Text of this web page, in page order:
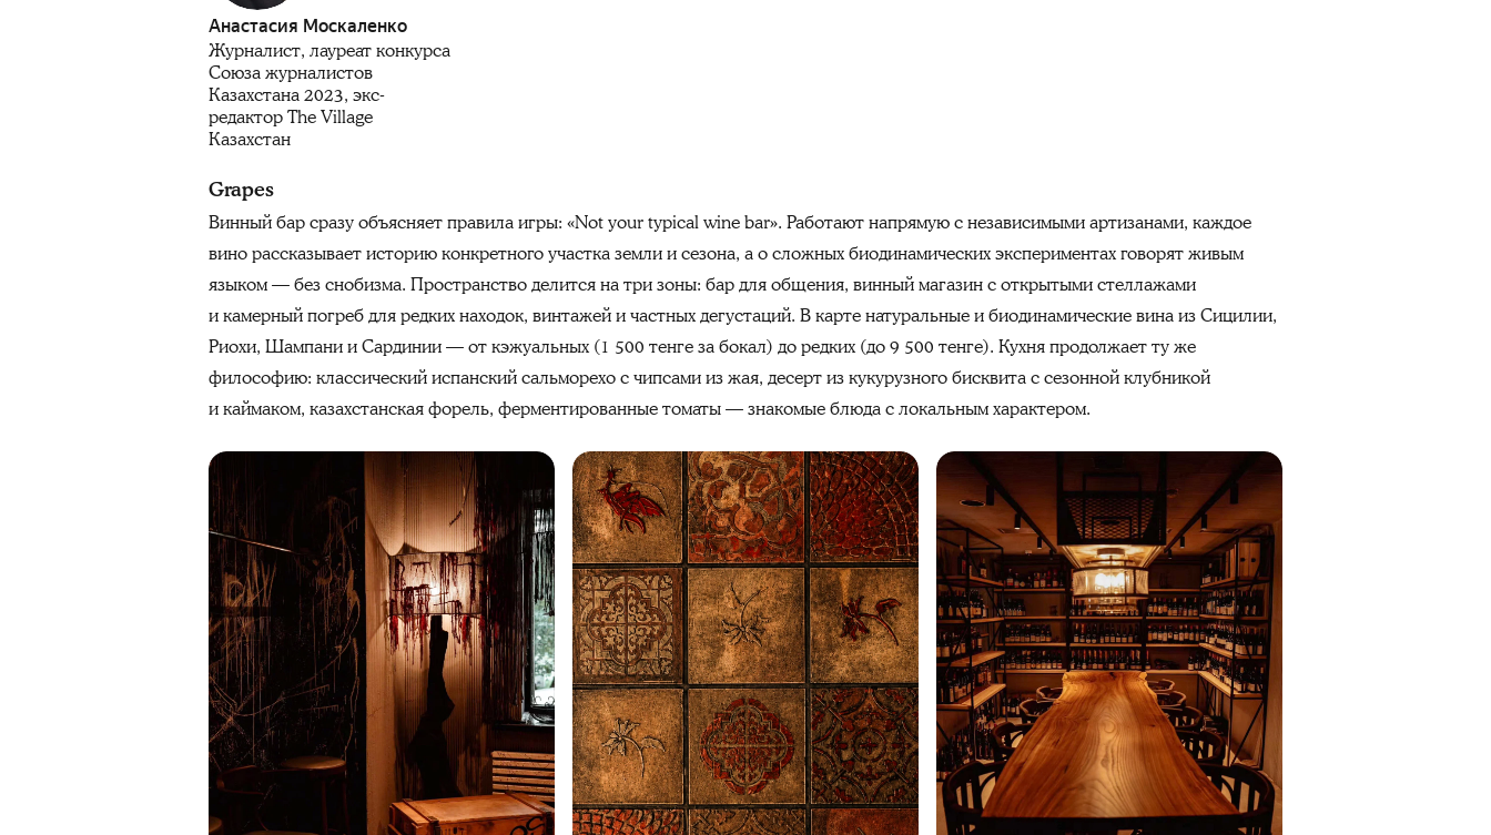
Анастасия Москаленко
Журналист, лауреат конкурса
Союза журналистов
Казахстана 2023, экс-
редактор The Village
Казахстан
Grapes
Винный бар сразу объясняет правила игры: «Not your typical wine bar». Работают напрямую с независимыми артизанами, каждое
вино рассказывает историю конкретного участка земли и сезона, а о сложных биодинамических экспериментах говорят живым
языком — без снобизма. Пространство делится на три зоны: бар для общения, винный магазин с открытыми стеллажами
и камерный погреб для редких находок, винтажей и частных дегустаций. В карте натуральные и биодинамические вина из Сицилии,
Риохи, Шампани и Сардинии — от кэжуальных (1 500 тенге за бокал) до редких (до 9 500 тенге). Кухня продолжает ту же
философию: классический испанский сальморехо с чипсами из жая, десерт из кукурузного бисквита с сезонной клубникой
и каймаком, казахстанская форель, ферментированные томаты — знакомые блюда с локальным характером.